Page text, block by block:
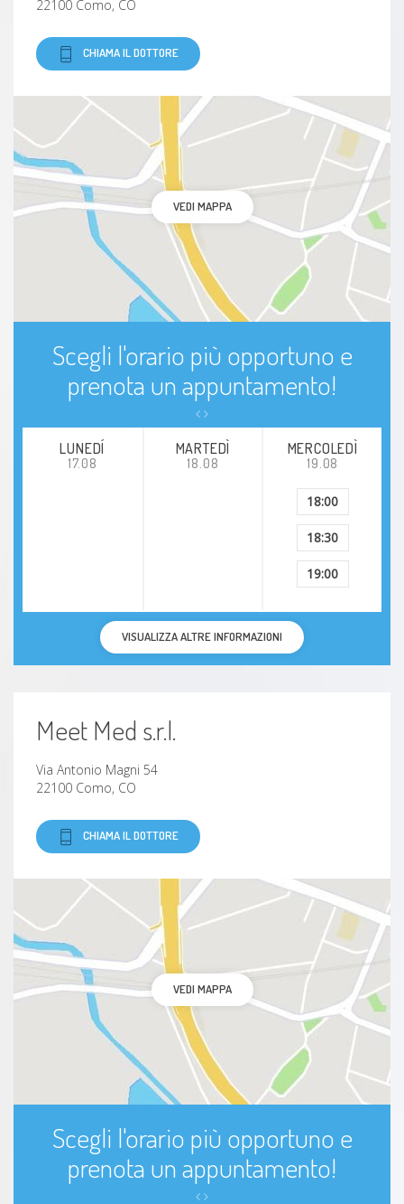
22100 Como, CO
CHIAMA IL DOTTORE
VEDI MAPPA
Scegli l'orario più opportuno e
prenota un appuntamento!
LUNEDÍ
17.08
MARTEDÌ
18.08
MERCOLEDÌ
19.08
18:00
18:30
19:00
VISUALIZZA ALTRE INFORMAZIONI
Meet Med s.r.l.
Via Antonio Magni 54
22100 Como, CO
CHIAMA IL DOTTORE
VEDI MAPPA
Scegli l'orario più opportuno e
prenota un appuntamento!